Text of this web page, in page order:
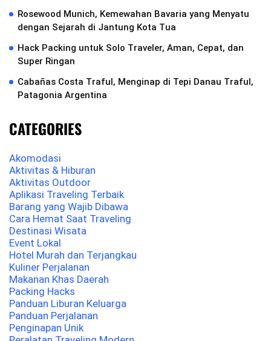
Rosewood Munich, Kemewahan Bavaria yang Menyatu
dengan Sejarah di Jantung Kota Tua
Hack Packing untuk Solo Traveler, Aman, Cepat, dan
Super Ringan
Cabañas Costa Traful, Menginap di Tepi Danau Traful,
Patagonia Argentina
CATEGORIES
Akomodasi
Aktivitas & Hiburan
Aktivitas Outdoor
Aplikasi Traveling Terbaik
Barang yang Wajib Dibawa
Cara Hemat Saat Traveling
Destinasi Wisata
Event Lokal
Hotel Murah dan Terjangkau
Kuliner Perjalanan
Makanan Khas Daerah
Packing Hacks
Panduan Liburan Keluarga
Panduan Perjalanan
Penginapan Unik